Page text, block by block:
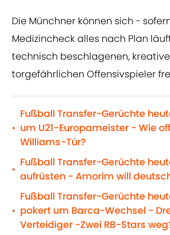
Die Münchner können sich -
Medizincheck alles nach Plan
technisch beschlagenen,
torgefährlichen Offensivspieler
•
Fußball Transfer-Gerüchte
um U21-Europameister - Wie
Williams-Tür?
•
Fußball Transfer-Gerüchte
aufrüsten - Amorim will
•
Fußball Transfer-Gerüchte
pokert um Barca-Wechsel -
Verteidiger -Zwei RB-Stars